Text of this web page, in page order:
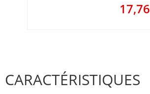
17,76
CARACTÉRISTIQUES